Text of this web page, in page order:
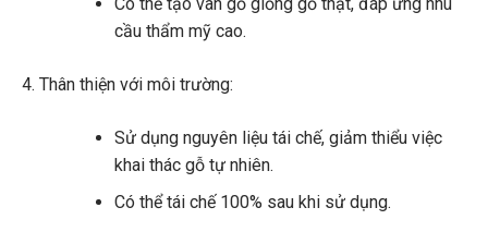
cầu thẩm mỹ cao.
Thân thiện với môi trường:
Sử dụng nguyên liệu tái chế, giảm thiểu việc
khai thác gỗ tự nhiên.
Có thể tái chế 100% sau khi sử dụng.